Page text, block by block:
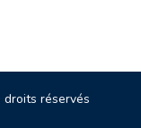
réservés